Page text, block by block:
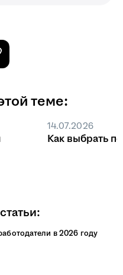
теме:
14.07.2026
Как выбрать
в 2026 году